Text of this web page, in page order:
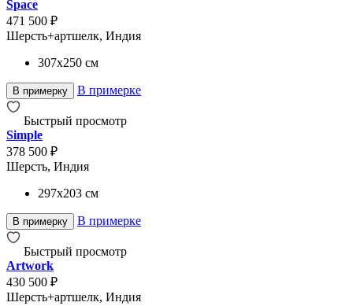
Space
471 500 ₽
Шерсть+артшелк, Индия
307x250 см
В примерку В примерке
Быстрый просмотр
Simple
378 500 ₽
Шерсть, Индия
297x203 см
В примерку В примерке
Быстрый просмотр
Artwork
430 500 ₽
Шерсть+артшелк, Индия